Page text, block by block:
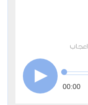
اعجاب
00:00